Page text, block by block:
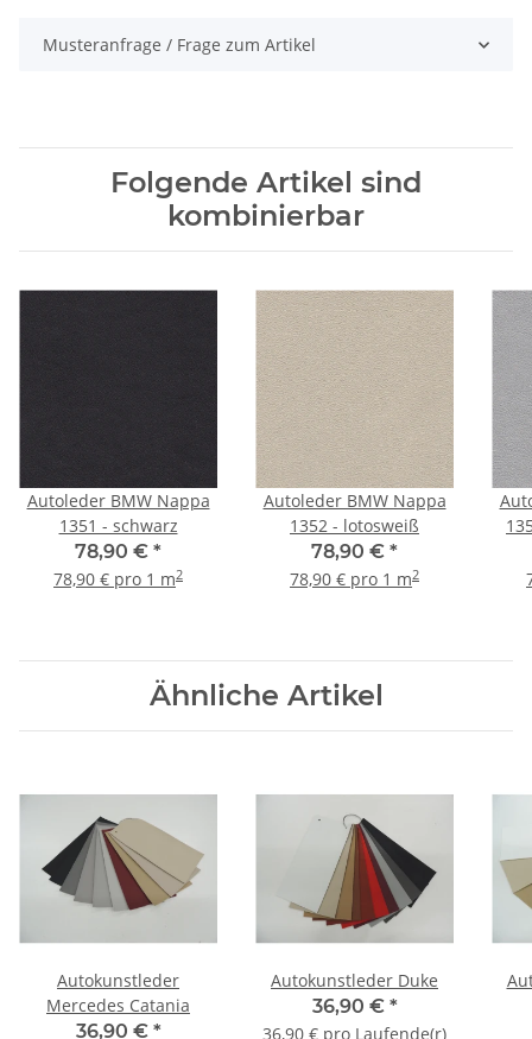
Musteranfrage / Frage zum Artikel
Folgende Artikel sind
kombinierbar
Autoleder BMW Nappa
1351 - schwarz
78,90 € *
78,90 € pro 1 m2
Autoleder BMW Nappa
1352 - lotosweiß
78,90 € *
78,90 € pro 1 m2
Ähnliche Artikel
Autokunstleder
Mercedes Catania
36,90 € *
Autokunstleder Duke
36,90 € *
36,90 € pro Laufende(r)